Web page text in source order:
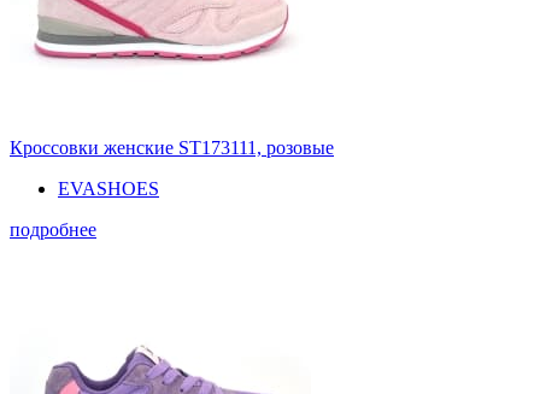
Кроссовки женские ST173111, розовые
EVASHOES
подробнее